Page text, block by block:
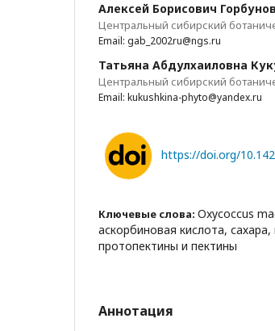
Алексей Борисович Горбунов
Центральный сибирский
Email: gab_2002ru@ngs.ru
Татьяна Абдулхаиловна
Центральный сибирский
Email: kukushkina-phyto@yandex.ru
https://doi.org/
Ключевые слова: Oxycoccus
аскорбиновая кислота,
протопектины и пектины
Аннотация